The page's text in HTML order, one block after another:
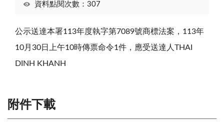
資料點閱次數：307
公示送達本署113年度執字第7089號商標法案，113年
10月30日上午10時傳票命令1件，應受送達人THAI
DINH KHANH
附件下載